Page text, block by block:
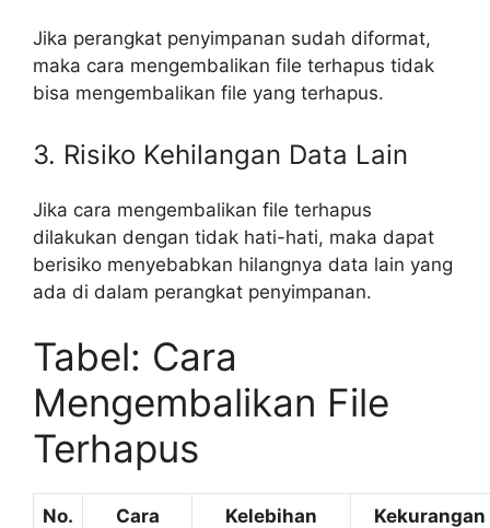
Jika perangkat penyimpanan sudah diformat,
maka cara mengembalikan file terhapus tidak
bisa mengembalikan file yang terhapus.
3. Risiko Kehilangan Data Lain
Jika cara mengembalikan file terhapus
dilakukan dengan tidak hati-hati, maka dapat
berisiko menyebabkan hilangnya data lain yang
ada di dalam perangkat penyimpanan.
Tabel: Cara
Mengembalikan File
Terhapus
No. Cara Kelebihan Kekurangan